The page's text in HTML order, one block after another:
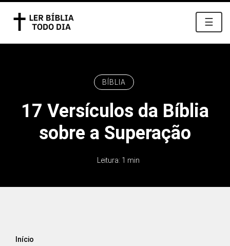
☰
BÍBLIA
17 Versículos da Bíblia
sobre a Superação
Leitura: 1 min
Início